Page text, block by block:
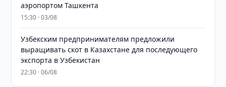
аэропортом Ташкента
15:30 · 03/08
Узбекским предпринимателям предложили
выращивать скот в Казахстане для последующего
экспорта в Узбекистан
22:30 · 06/08